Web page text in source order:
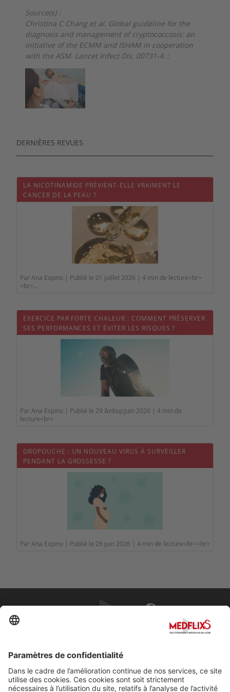
Source(s) :
Christina C Chang et al. Global guideline for the
diagnosis and management of cryptococcosis: an
initiative of the ECMM and ISHAM in cooperation
with the ASM. Lancet Infect Dis. 00731-4. ;
DERNIÈRES REVUES
LA NICOTINAMIDE PRÉVIENT-ELLE VRAIMENT LE
CANCER DE LA PEAU ?
Par Ana Espino | Publié le 01 juillet 2026 | 4 min de lecture<br>
<br>...
EXERCICE PAR FORTE CHALEUR : COMMENT PRÉSERVER
SES PERFORMANCES ET ÉVITER LES RISQUES ?
Par Ana Espino | Publié le 29 &nbsp;juin 2026 | 4 min de
lecture<br>
OROPOUCHE : UN NOUVEAU VIRUS À SURVEILLER
PENDANT LA GROSSESSE ?
Par Ana Espino | Publié le 26 juin 2026 | 4 min de lecture<br><br>
À propos de MedflixS®
Aide
Contact